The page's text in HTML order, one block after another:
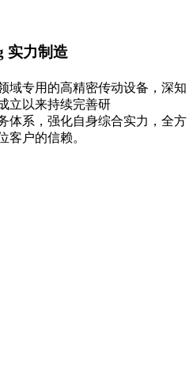
实力制造
域专用的高精密传动设备，深知
立以来持续完善研
体系，强化自身综合实力，全方
客户的信赖。